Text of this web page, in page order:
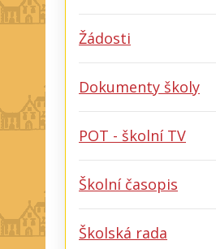
Žádosti
Dokumenty školy
POT - školní TV
Školní časopis
Školská rada